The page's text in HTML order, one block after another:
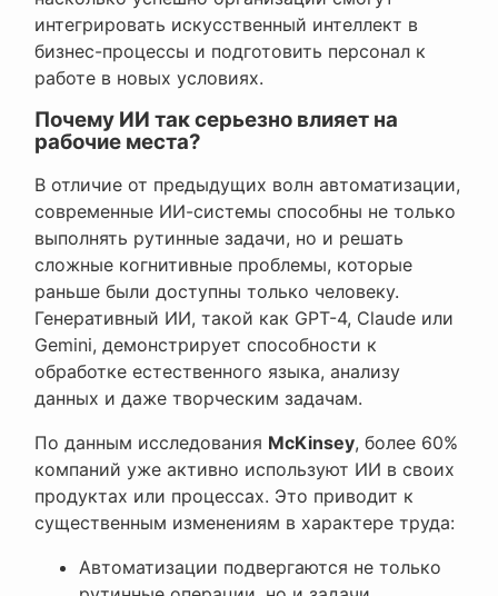
интегрировать искусственный интеллект в
бизнес-процессы и подготовить персонал к
работе в новых условиях.
Почему ИИ так серьезно влияет на
рабочие места?
В отличие от предыдущих волн автоматизации,
современные ИИ-системы способны не только
выполнять рутинные задачи, но и решать
сложные когнитивные проблемы, которые
раньше были доступны только человеку.
Генеративный ИИ, такой как GPT-4, Claude или
Gemini, демонстрирует способности к
обработке естественного языка, анализу
данных и даже творческим задачам.
По данным исследования McKinsey, более 60%
компаний уже активно используют ИИ в своих
продуктах или процессах. Это приводит к
существенным изменениям в характере труда:
Автоматизации подвергаются не только